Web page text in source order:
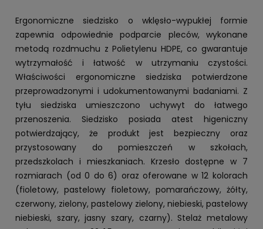
Ergonomiczne siedzisko o wklęsło-wypukłej formie
zapewnia odpowiednie podparcie pleców, wykonane
metodą rozdmuchu z Polietylenu HDPE, co gwarantuje
wytrzymałość i łatwość w utrzymaniu czystości.
Właściwości ergonomiczne siedziska potwierdzone
przeprowadzonymi i udokumentowanymi badaniami. Z
tyłu siedziska umieszczono uchywyt do łatwego
przenoszenia. Siedzisko posiada atest higeniczny
potwierdzający, że produkt jest bezpieczny oraz
przystosowany do pomieszczeń w szkołach,
przedszkolach i mieszkaniach. Krzesło dostępne w 7
rozmiarach (od 0 do 6) oraz oferowane w 12 kolorach
(fioletowy, pastelowy fioletowy, pomarańczowy, żółty,
czerwony, zielony, pastelowy zielony, niebieski, pastelowy
niebieski, szary, jasny szary, czarny). Stelaż metalowy